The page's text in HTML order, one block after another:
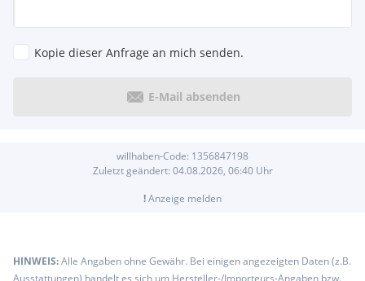
Kopie dieser Anfrage an mich senden.
E-Mail absenden
willhaben-Code: 1356847198
Zuletzt geändert: 04.08.2026, 06:40Uhr
!Anzeige melden
HINWEIS:Alle Angaben ohne Gewähr. Bei einigen angezeigten Daten (z.B.
Ausstattungen) handelt es sich um Hersteller-/Importeurs-Angaben bzw.